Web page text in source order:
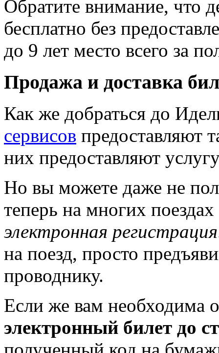
Обратите внимание, что
бесплатно без
до 9 лет место всего за
Продажа и доставка
Как же добраться до
сервисов предоставляют
них предоставляют
Но вы можете даже не
теперь на многих
электронная регистрация
на поезд, просто
проводнику.
Если же вам необходима
электронный билет до